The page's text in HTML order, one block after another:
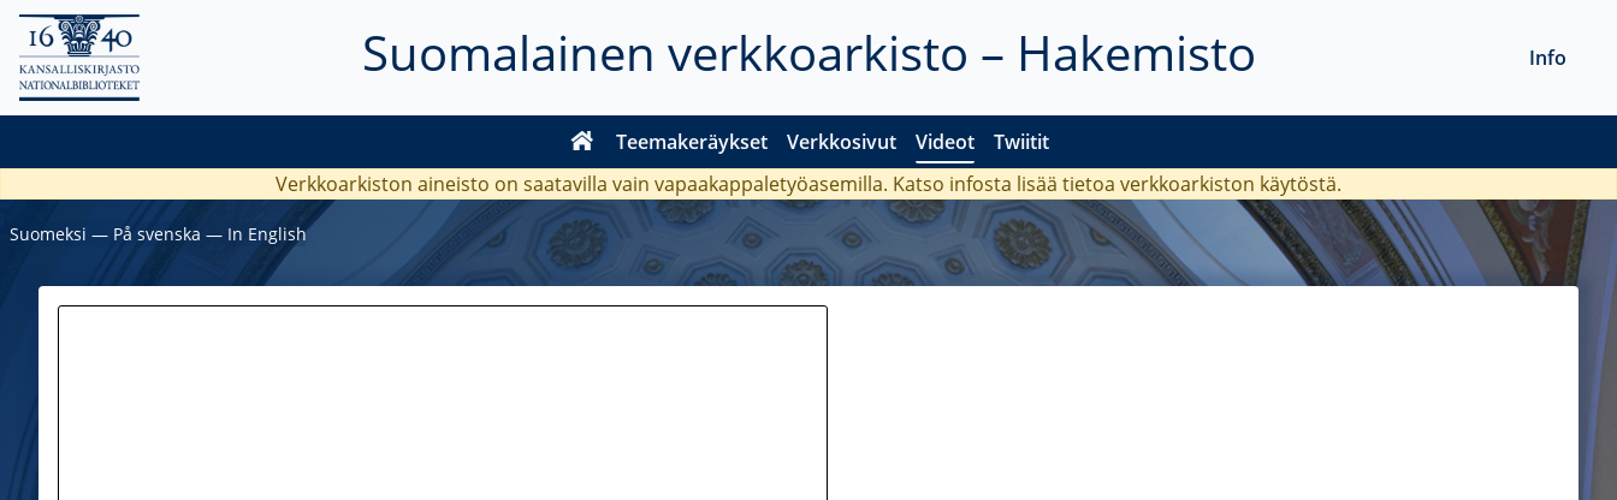
Suomalainen verkkoarkisto – Hakemisto
Teemakeräykset Verkkosivut Videot Twiitit
Info
Verkkoarkiston aineisto on saatavilla vain vapaakappaletyöasemilla. Katso infosta lisää tietoa verkkoarkiston käytöstä.
Suomeksi ― På svenska ― In English